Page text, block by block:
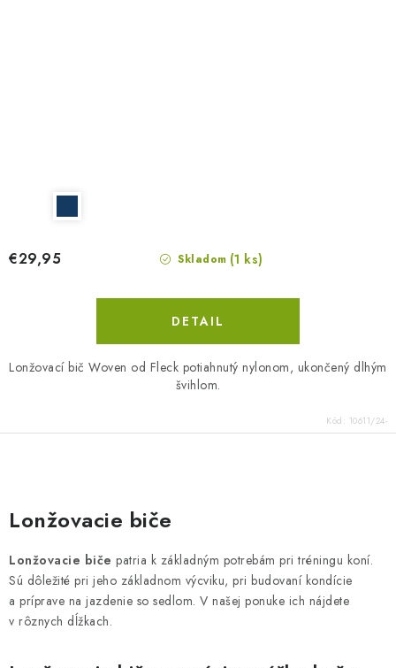
Skladom (1 ks)
€29,95
DETAIL
Lonžovací bič Woven od Fleck potiahnutý nylonom, ukončený dlhým
švihlom.
Kód: 10611/24-
v
l
á
d
a
c
Lonžovacie biče
Lonžovacie biče patria k základným potrebám pri tréningu koní.
Sú dôležité pri jeho základnom výcviku, pri budovaní kondície
a príprave na jazdenie so sedlom. V našej ponuke ich nájdete
v rôznych dĺžkach.